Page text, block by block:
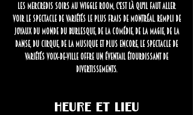
Les mercredis soirs au Wiggle Room, c'est là qu'il faut aller
voir le spectacle de variétés le plus frais de Montréal. Rempli de
joyaux du monde du burlesque, de la comédie, de la magie, de la
danse, du cirque, de la musique et plus encore, le spectacle de
variétés Voix-de-Ville offre un éventail étourdissant de
divertissements.
Heure et lieu